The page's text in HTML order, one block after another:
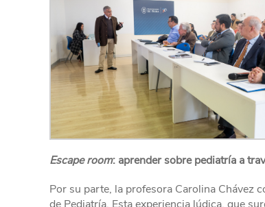
Escape room: aprender sobre pediatría a
Por su parte, la profesora Carolina Chávez